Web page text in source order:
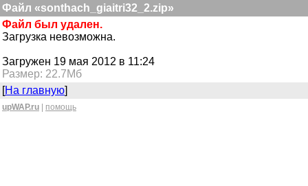
Файл «sonthach_giaitri32_2.zip»
Файл был удален.
Загрузка невозможна.
Загружен 19 мая 2012 в 11:24
Размер: 22.7Мб
[На главную]
upWAP.ru помощь